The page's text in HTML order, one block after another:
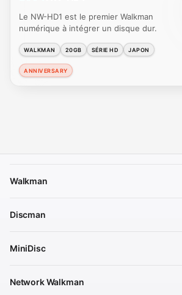
Le NW-HD1 est le premier Walkman
numérique à intégrer un disque dur.
WALKMAN 20GB SÉRIE HD JAPON
ANNIVERSARY
Walkman
Discman
MiniDisc
Network Walkman